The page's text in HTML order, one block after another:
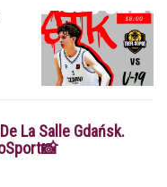
La Salle Gdańsk.